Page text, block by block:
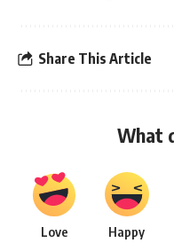
Share This Article
What
Love Happy